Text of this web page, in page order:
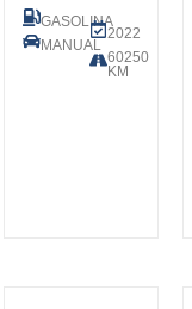
GASOLINA
MANUAL
2022
60250
KM